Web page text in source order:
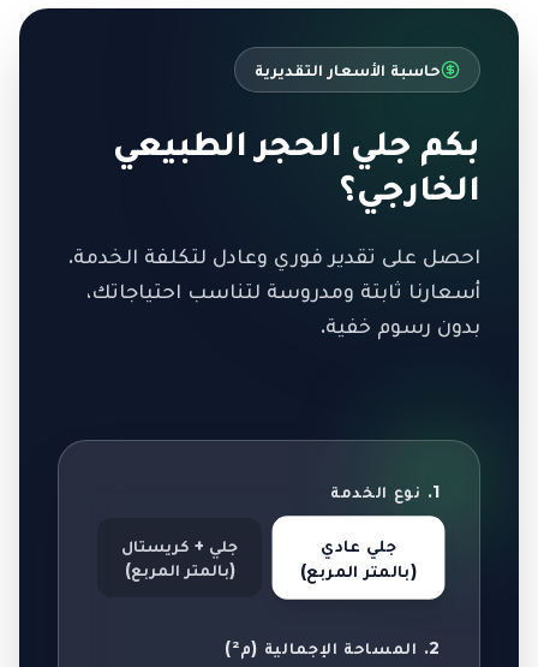
حاسبة الأسعار التقديرية
بكم جلي الحجر الطبيعي
الخارجي؟
احصل على تقدير فوري وعادل لتكلفة الخدمة.
أسعارنا ثابتة ومدروسة لتناسب احتياجاتك،
بدون رسوم خفية.
1. نوع الخدمة
جلي عادي
(بالمتر المربع)
جلي + كريستال
(بالمتر المربع)
2. المساحة الإجمالية (م²)